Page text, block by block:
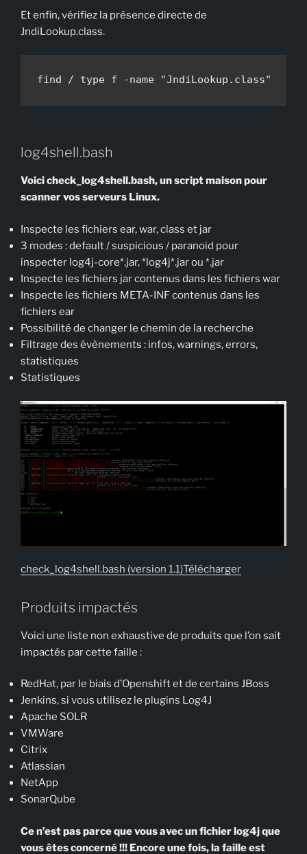
Et enfin, vérifiez la présence directe de
JndiLookup.class.
find / type f -name "JndiLookup.class"
log4shell.bash
Voici check_log4shell.bash, un script maison pour
scanner vos serveurs Linux.
Inspecte les fichiers ear, war, class et jar
3 modes : default / suspicious / paranoid pour
inspecter log4j-core*.jar, *log4j*.jar ou *.jar
Inspecte les fichiers jar contenus dans les fichiers war
Inspecte les fichiers META-INF contenus dans les
fichiers ear
Possibilité de changer le chemin de la recherche
Filtrage des évènements : infos, warnings, errors,
statistiques
Statistiques
check_log4shell.bash (version 1.1)Télécharger
Produits impactés
Voici une liste non exhaustive de produits que l’on sait
impactés par cette faille :
RedHat, par le biais d’Openshift et de certains JBoss
Jenkins, si vous utilisez le plugins Log4J
Apache SOLR
VMWare
Citrix
Atlassian
NetApp
SonarQube
Ce n’est pas parce que vous avec un fichier log4j que
vous êtes concerné !!! Encore une fois, la faille est